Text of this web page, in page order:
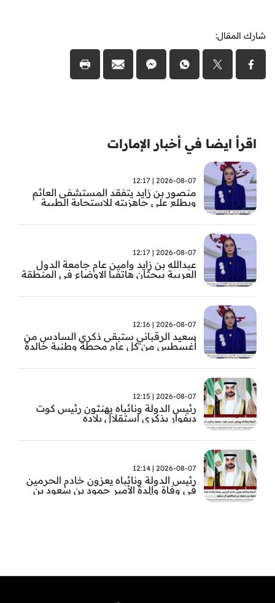
شارك المقال:
اقرأ ايضا في أخبار الإمارات
2026-08-07 | 12:17
منصور بن زايد يتفقد المستشفى العائم
ويطلع على جاهزيته للاستجابة الطبية
2026-08-07 | 12:17
عبدالله بن زايد وامين عام جامعة الدول
العربية يبحثان هاتفيا الاوضاع في المنطقة
2026-08-07 | 12:16
سعيد الرقباني ستبقى ذكرى السادس من
أغسطس من كل عام محطة وطنية خالدة
الوالد المؤسس
2026-08-07 | 12:15
رئيس الدولة ونائباه يهنئون رئيس كوت
ديفوار بذكرى استقلال بلاده
2026-08-07 | 12:14
رئيس الدولة ونائباه يعزون خادم الحرمين
في وفاة والدة الأمير حمود بن سعود بن